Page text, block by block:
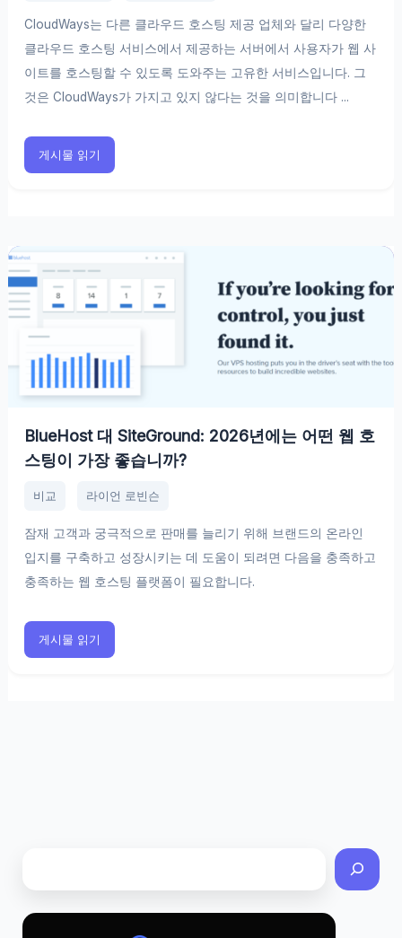
CloudWays는 다른 클라우드 호스팅 제공 업체와 달리 다양한
클라우드 호스팅 서비스에서 제공하는 서버에서 사용자가 웹 사
이트를 호스팅할 수 있도록 도와주는 고유한 서비스입니다. 그
것은 CloudWays가 가지고 있지 않다는 것을 의미합니다 ...
게시물 읽기
BlueHost 대 SiteGround: 2026년에는 어떤 웹 호
스팅이 가장 좋습니까?
비교 라이언 로빈슨
잠재 고객과 궁극적으로 판매를 늘리기 위해 브랜드의 온라인
입지를 구축하고 성장시키는 데 도움이 되려면 다음을 충족하고
충족하는 웹 호스팅 플랫폼이 필요합니다.
게시물 읽기